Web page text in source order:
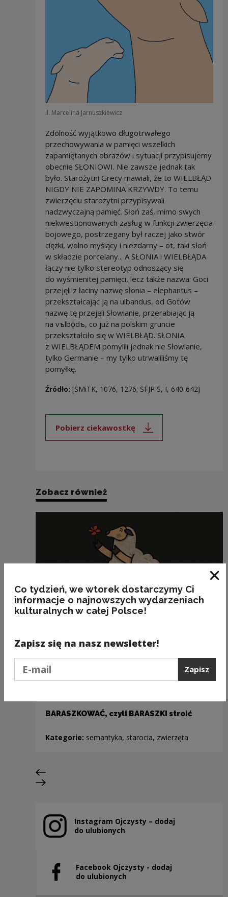
il. Marcelina Jarnuszkiewicz
Zdolność wyjątkowo długotrwałego
przechowywania w pamięci wszelkich
zapamiętanych obrazów i sytuacji przypisujemy
obecnie SŁONIOWI. Nie zawsze jednak tak
było. Starożytni Grecy mawiali, że to WIELBŁĄD
NIGDY NIE ZAPOMINA KRZYWDY. To temu
zwierzęciu starożytni przypisywali
nadzwyczajną pamięć. Słoń zaś, mimo swych
niekwestionowanych zasług w funkcji zwierzęcia
bojowego, postrzegany był raczej jako stwór
ciężki, wolno myślący i niezdarny – ot, taki słoń
w składzie porcelany... A SŁONIA i WIELBŁĄDA
łączy nie tylko stereotyp odnoszący się
do wyśmienitej pamięci, lecz także nazwa: Goci
przejęli z łaciny nazwę słonia – elephantus –
przekształcając ją na ulbandus, od Gotów
nazwę tę przejęli Słowianie, przerabiając ją
na vъlbǭdъ, co już na polskim gruncie
przekształciło się w WIELBŁĄD. SŁONIA
z WIELBŁĄDEM pomylili jednak nie Słowianie,
tylko Germanie – my tylko utrwaliliśmy tę
pomyłkę.
Źródło: [SMiTK, 1076, 1276; SFJP S, I, 640-642]
Pobierz ciekawostkę
Uwaga, link zostanie otwarty
Zobacz również
BARASZKOWAĆ, czyli BARASZKI stroić
Kategorie: semantyka, starocia, zwierzęta
Poprzedni slajd
Następny slajd
Instagram Ojczysty – dodaj
do ulubionych
Uwaga, link zostanie otwarty w nowym oknie
Facebook Ojczysty - dodaj
do ulubionych
Uwaga, link zostanie otwarty w nowym oknie
Co tydzień, we wtorek dostarczymy Ci
informacje o najnowszych wydarzeniach
kulturalnych w całej Polsce!
Zapisz się na nasz newsletter!
Zapisz